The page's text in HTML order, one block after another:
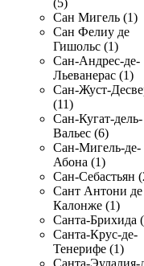
(5)
Сан Мигель (1)
Сан Фелиу де
Гишольс (1)
Сан-Андрес-де-
Льеванерас (1)
Сан-Жуст-
(11)
Сан-Кугат-дель-
Вальес (6)
Сан-Мигель-де-
Абона (1)
Сан-Себастьян
Сант Антони де
Калонже (1)
Санта-Брихида
Санта-Крус-де-
Тенерифе (1)
Санта-Эулалия-